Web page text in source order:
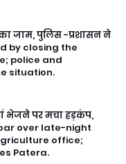
जाम, पुलिस -प्रशासन ने
by closing the
police and
situation.
भेजने पर मचा हड़कंप,
over late-night
office;
Patera.